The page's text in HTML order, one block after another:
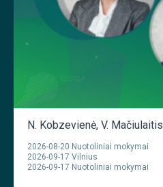
N. Kobzevienė, V. Mačiulaitis
2026-08-20 Nuotoliniai mokymai
2026-09-17 Vilnius
2026-09-17 Nuotoliniai mokymai